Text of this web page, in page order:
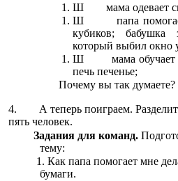
Ш мама одевает
Шпапа
кубиков; бабушка
который выбил окно
Ш мама
печь печенье;
Почему вы так думаете?
4. А теперь поиграем.
пять человек.
Задания для команд.
тему:
1. Как папа помогает мне
бумаги.